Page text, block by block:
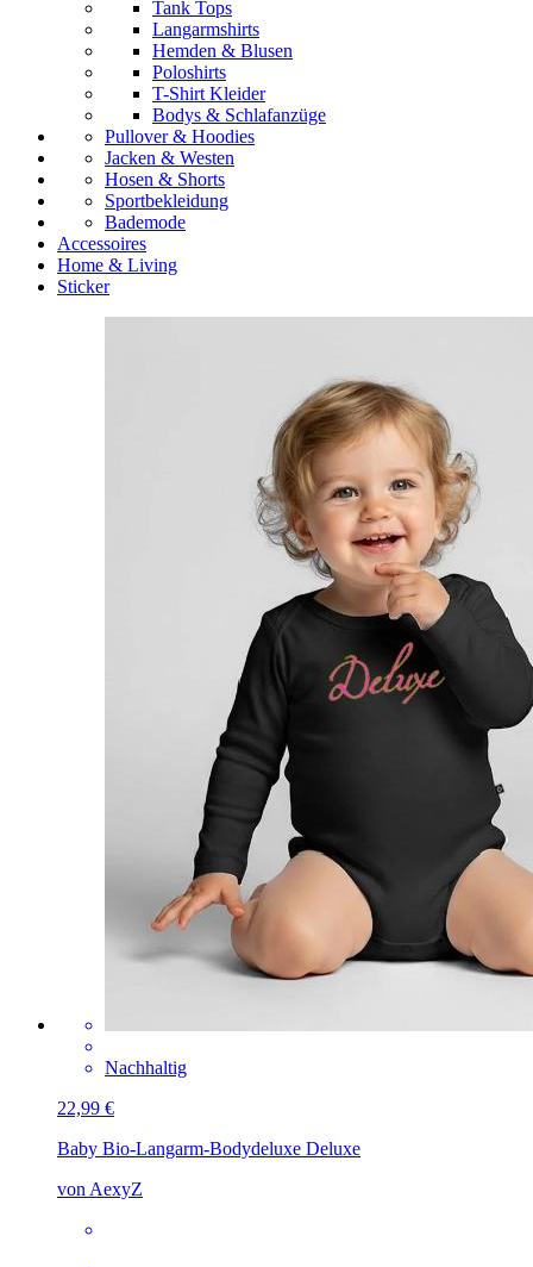
Tank Tops
Langarmshirts
Hemden & Blusen
Poloshirts
T-Shirt Kleider
Bodys & Schlafanzüge
Pullover & Hoodies
Jacken & Westen
Hosen & Shorts
Sportbekleidung
Bademode
Accessoires
Home & Living
Sticker
Nachhaltig
22,99 €
Baby Bio-Langarm-Bodydeluxe Deluxe
von AexyZ